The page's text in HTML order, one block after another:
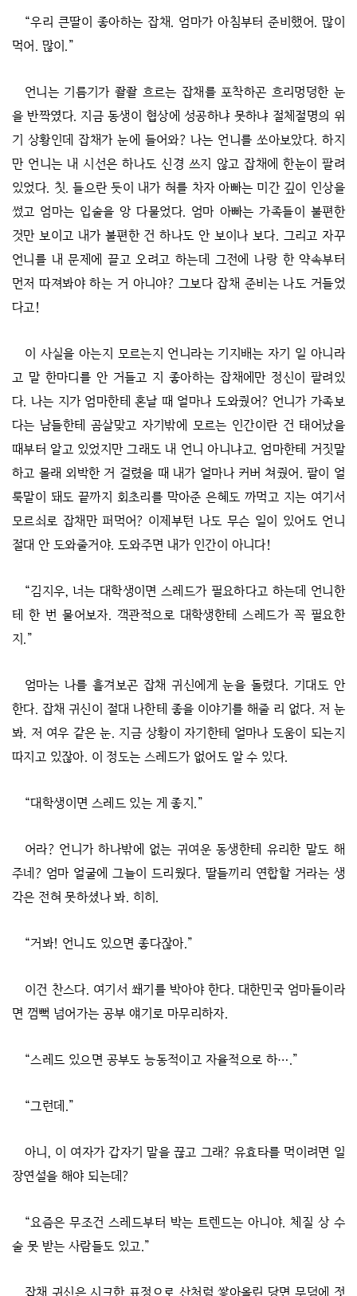
“우리 큰딸이 좋아하는 잡채. 엄마가 아침부터 준비했어. 많이
먹어. 많이.”
언니는 기름기가 좔좔 흐르는 잡채를 포착하곤 흐리멍덩한 눈
을 반짝였다. 지금 동생이 협상에 성공하냐 못하냐 절체절명의 위
기 상황인데 잡채가 눈에 들어와? 나는 언니를 쏘아보았다. 하지
만 언니는 내 시선은 하나도 신경 쓰지 않고 잡채에 한눈이 팔려
있었다. 칫. 들으란 듯이 내가 혀를 차자 아빠는 미간 깊이 인상을
썼고 엄마는 입술을 앙 다물었다. 엄마 아빠는 가족들이 불편한
것만 보이고 내가 불편한 건 하나도 안 보이나 보다. 그리고 자꾸
언니를 내 문제에 끌고 오려고 하는데 그전에 나랑 한 약속부터
먼저 따져봐야 하는 거 아니야? 그보다 잡채 준비는 나도 거들었
다고!
이 사실을 아는지 모르는지 언니라는 기지배는 자기 일 아니라
고 말 한마디를 안 거들고 지 좋아하는 잡채에만 정신이 팔려있
다. 나는 지가 엄마한테 혼날 때 얼마나 도와줬어? 언니가 가족보
다는 남들한테 곰살맞고 자기밖에 모르는 인간이란 건 태어났을
때부터 알고 있었지만 그래도 내 언니 아니냐고. 엄마한테 거짓말
하고 몰래 외박한 거 걸렸을 때 내가 얼마나 커버 쳐줬어. 팔이 얼
룩말이 돼도 끝까지 회초리를 막아준 은혜도 까먹고 지는 여기서
모르쇠로 잡채만 퍼먹어? 이제부턴 나도 무슨 일이 있어도 언니
절대 안 도와줄거야. 도와주면 내가 인간이 아니다!
“김지우, 너는 대학생이면 스레드가 필요하다고 하는데 언니한
테 한 번 물어보자. 객관적으로 대학생한테 스레드가 꼭 필요한
지.”
엄마는 나를 흘겨보곤 잡채 귀신에게 눈을 돌렸다. 기대도 안
한다. 잡채 귀신이 절대 나한테 좋을 이야기를 해줄 리 없다. 저 눈
봐. 저 여우 같은 눈. 지금 상황이 자기한테 얼마나 도움이 되는지
따지고 있잖아. 이 정도는 스레드가 없어도 알 수 있다.
“대학생이면 스레드 있는 게 좋지.”
어라? 언니가 하나밖에 없는 귀여운 동생한테 유리한 말도 해
주네? 엄마 얼굴에 그늘이 드리웠다. 딸들끼리 연합할 거라는 생
각은 전혀 못하셨나 봐. 히히.
“거봐! 언니도 있으면 좋다잖아.”
이건 찬스다. 여기서 쐐기를 박아야 한다. 대한민국 엄마들이라
면 껌뻑 넘어가는 공부 얘기로 마무리하자.
“스레드 있으면 공부도 능동적이고 자율적으로 하….”
“그런데.”
아니, 이 여자가 갑자기 말을 끊고 그래? 유효타를 먹이려면 일
장연설을 해야 되는데?
“요즘은 무조건 스레드부터 박는 트렌드는 아니야. 체질 상 수
술 못 받는 사람들도 있고.”
잡채 귀신은 시크한 표정으로 산처럼 쌓아올린 당면 무덤에 젓